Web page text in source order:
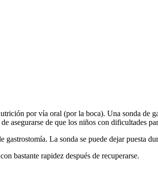
por vía oral (por la boca). Una sonda de
asegurarse de que los niños con dificultades
La sonda se puede dejar puesta
bastante rapidez después de recuperarse.